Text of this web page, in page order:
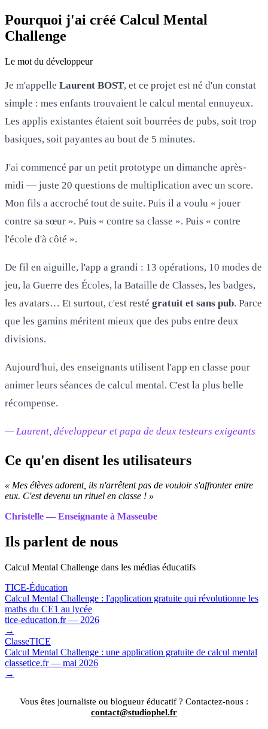
Pourquoi j'ai créé Calcul Mental
Challenge
Le mot du développeur
Je m'appelle Laurent BOST, et ce projet est né d'un constat
simple : mes enfants trouvaient le calcul mental ennuyeux.
Les applis existantes étaient soit bourrées de pubs, soit trop
basiques, soit payantes au bout de 5 minutes.
J'ai commencé par un petit prototype un dimanche après-
midi — juste 20 questions de multiplication avec un score.
Mon fils a accroché tout de suite. Puis il a voulu « jouer
contre sa sœur ». Puis « contre sa classe ». Puis « contre
l'école d'à côté ».
De fil en aiguille, l'app a grandi : 13 opérations, 10 modes de
jeu, la Guerre des Écoles, la Bataille de Classes, les badges,
les avatars… Et surtout, c'est resté gratuit et sans pub. Parce
que les gamins méritent mieux que des pubs entre deux
divisions.
Aujourd'hui, des enseignants utilisent l'app en classe pour
animer leurs séances de calcul mental. C'est la plus belle
récompense.
— Laurent, développeur et papa de deux testeurs exigeants
Ce qu'en disent les utilisateurs
« Mes élèves adorent, ils n'arrêtent pas de vouloir s'affronter entre
eux. C'est devenu un rituel en classe ! »
Christelle — Enseignante à Masseube
Ils parlent de nous
Calcul Mental Challenge dans les médias éducatifs
TICE-Éducation
Calcul Mental Challenge : l'application gratuite qui révolutionne les
maths du CE1 au lycée
tice-education.fr — 2026
→
ClasseTICE
Calcul Mental Challenge : une application gratuite de calcul mental
classetice.fr — mai 2026
→
Vous êtes journaliste ou blogueur éducatif ? Contactez-nous :
contact@studiophel.fr